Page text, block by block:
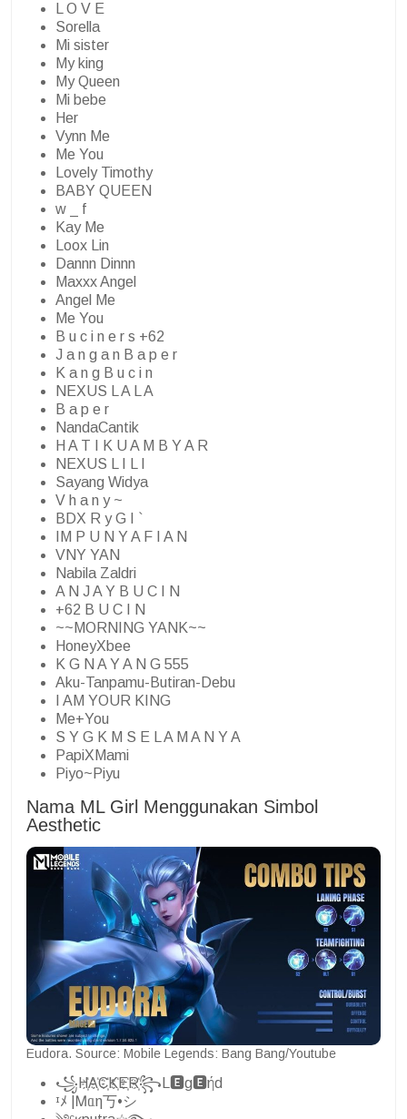
L O V E
Sorella
Mi sister
My king
My Queen
Mi bebe
Her
Vynn Me
Me You
Lovely Timothy
BABY QUEEN
w _ f
Kay Me
Loox Lin
Dannn Dinnn
Maxxx Angel
Angel Me
Me You
B u c i n e r s +62
J a n g a n B a p e r
K a n g B u c i n
NEXUS L A L A
B a p e r
NandaCantik
H A T I K U A M B Y A R
NEXUS L I L I
Sayang Widya
V h a n y ~
BDX R y G I `
IM P U N Y A F I A N
VNY YAN
Nabila Zaldri
A N J A Y B U C I N
+62 B U C I N
~~MORNING YANK~~
HoneyXbee
K G N A Y A N G 555
Aku-Tanpamu-Butiran-Debu
I AM YOUR KING
Me+You
S Y G K M S E L A M A N Y A
PapiXMami
Piyo~Piyu
Nama ML Girl Menggunakan Simbol
Aesthetic
Eudora. Source: Mobile Legends: Bang Bang/Youtube
꧁H҉A҉C҉K҉E҉R҉꧂L🅴g🅴ήd
ᶦﾒ |Ꮇᥲη丂•シ